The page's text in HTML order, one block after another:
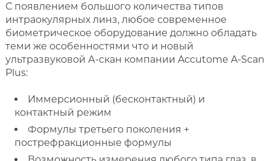
С появлением большого количества типов
интраокулярных линз, любое современное
биометрическое оборудование должно обладать
теми же особенностями что и новый
ультразвуковой А-скан компании Accutome A-Scan
Plus:
Иммерсионный (бесконтактный) и
контактный режим
Формулы третьего поколения +
пострефракционные формулы